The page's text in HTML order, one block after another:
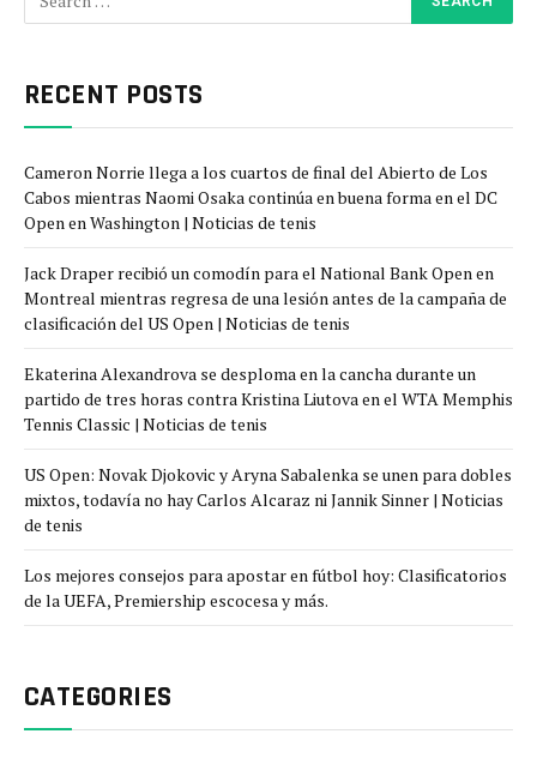
RECENT POSTS
Cameron Norrie llega a los cuartos de final del Abierto de Los
Cabos mientras Naomi Osaka continúa en buena forma en el DC
Open en Washington | Noticias de tenis
Jack Draper recibió un comodín para el National Bank Open en
Montreal mientras regresa de una lesión antes de la campaña de
clasificación del US Open | Noticias de tenis
Ekaterina Alexandrova se desploma en la cancha durante un
partido de tres horas contra Kristina Liutova en el WTA Memphis
Tennis Classic | Noticias de tenis
US Open: Novak Djokovic y Aryna Sabalenka se unen para dobles
mixtos, todavía no hay Carlos Alcaraz ni Jannik Sinner | Noticias
de tenis
Los mejores consejos para apostar en fútbol hoy: Clasificatorios
de la UEFA, Premiership escocesa y más.
CATEGORIES